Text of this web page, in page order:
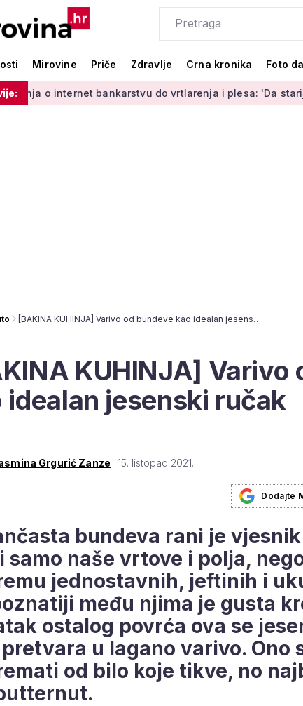
Mirovine Priče Zdravlje Crna kronika Foto
bankarstvu do vrtlarenja i plesa: 'Da starije osobe ne
[BAKINA KUHINJA] Varivo od bundeve kao idealan jesenski ručak
KUHINJA] Varivo
idealan jesenski ručak
Grgurić Zanze 15. listopad 2021.
Dodajte
bundeva rani je
samo naše vrtove i polja,
jednostavnih, jeftinih i
među njima je gusta
ostalog povrća ova se
u lagano varivo. Ono
od bilo koje tikve, no